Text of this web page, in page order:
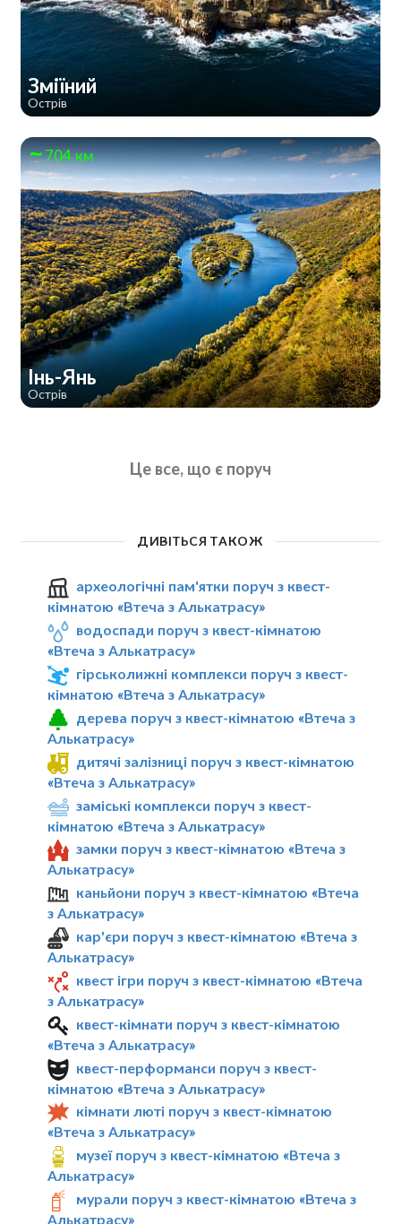
Зміїний
Острів
704 км
Інь-Янь
Острів
Це все, що є поруч
ДИВІТЬСЯ ТАКОЖ
археологічні пам'ятки поруч з квест-
кімнатою «Втеча з Алькатрасу»
водоспади поруч з квест-кімнатою
«Втеча з Алькатрасу»
гірськолижні комплекси поруч з квест-
кімнатою «Втеча з Алькатрасу»
дерева поруч з квест-кімнатою «Втеча з
Алькатрасу»
дитячі залізниці поруч з квест-кімнатою
«Втеча з Алькатрасу»
заміські комплекси поруч з квест-
кімнатою «Втеча з Алькатрасу»
замки поруч з квест-кімнатою «Втеча з
Алькатрасу»
каньйони поруч з квест-кімнатою «Втеча
з Алькатрасу»
кар'єри поруч з квест-кімнатою «Втеча з
Алькатрасу»
квест ігри поруч з квест-кімнатою «Втеча
з Алькатрасу»
квест-кімнати поруч з квест-кімнатою
«Втеча з Алькатрасу»
квест-перформанси поруч з квест-
кімнатою «Втеча з Алькатрасу»
кімнати люті поруч з квест-кімнатою
«Втеча з Алькатрасу»
музеї поруч з квест-кімнатою «Втеча з
Алькатрасу»
мурали поруч з квест-кімнатою «Втеча з
Алькатрасу»